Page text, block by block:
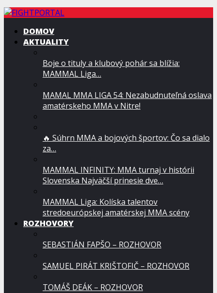
DOMOV
AKTUALITY
Boje o tituly a klubový pohár sa blížia:
MAMMAL Liga…
MAMAL MMA LIGA 54: Nezabudnuteľná oslava
amatérskeho MMA v Nitre!
🔥 Súhrn MMA a bojových športov: Čo sa dialo
za…
MAMMAL INFINITY: MMA turnaj v histórii
Slovenska Najväčší prinesie dve…
MAMMAL Liga: Kolíska talentov
stredoeurópskej amatérskej MMA scény
ROZHOVORY
SEBASTIÁN FAPŠO – ROZHOVOR
SAMUEL PIRÁT KRIŠTOFIČ – ROZHOVOR
TOMÁŠ DEÁK – ROZHOVOR